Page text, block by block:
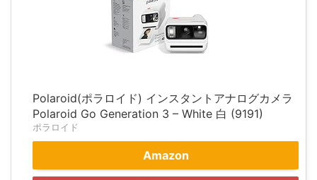
Polaroid(ポラロイド) インスタントアナログカメラ
Polaroid Go Generation 3 – White 白 (9191)
ポラロイド
Amazon